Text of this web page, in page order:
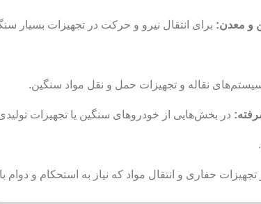
و معدن: برای انتقال نیرو و حرکت در تجهیزات بسیار
نقاله و تجهیزات حمل و نقل مواد سنگین.
در بخش‌هایی از خودروهای سنگین یا تجهیزات تولیدی
تجهیزات حفاری و انتقال مواد که نیاز به استحکام و دوام